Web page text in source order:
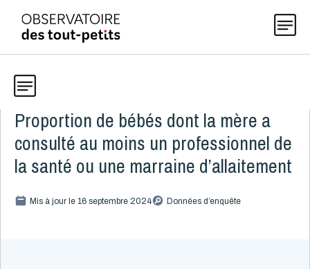
Thématiques
Explorer les données 0-5
Publications
Données
Proportion de bébés dont la mère a
consulté au moins un professionnel de
la santé ou une marraine d’allaitement
Mis à jour le 16 septembre 2024 Données d’enquête